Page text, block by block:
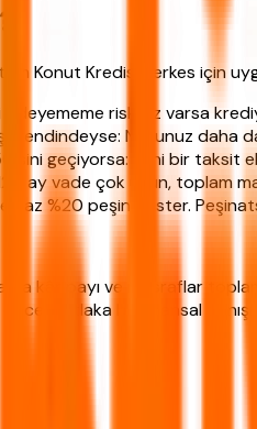
Konut Kredisi herkes için
ödeyememe riskiniz varsa
trendindeyse: Notunuz daha
geçiyorsa: Yeni bir taksit
120 ay vade çok uzun,
en az %20 peşinat ister.
da kâr payı ve masraflar
mutlaka bir finansal